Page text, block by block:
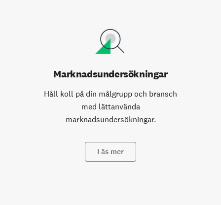
Marknadsundersökningar
Håll koll på din målgrupp och bransch
med lättanvända
marknadsundersökningar.
Läs mer